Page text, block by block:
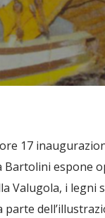
17
Bartolini espone
Valugola, i legni